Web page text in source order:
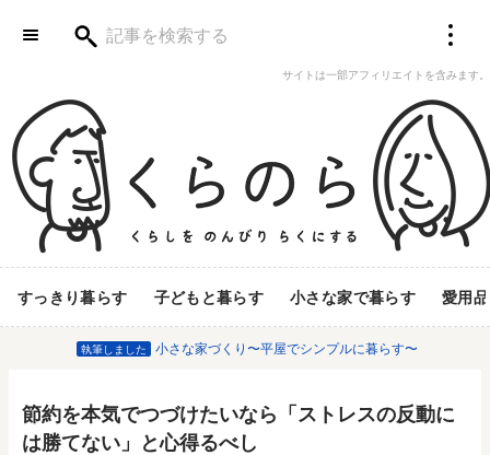
サイトは一部アフィリエイトを含みます。
すっきり暮らす 子どもと暮らす 小さな家で暮らす 愛用品
執筆しました 小さな家づくり〜平屋でシンプルに暮らす〜
節約を本気でつづけたいなら「ストレスの反動に
は勝てない」と心得るべし